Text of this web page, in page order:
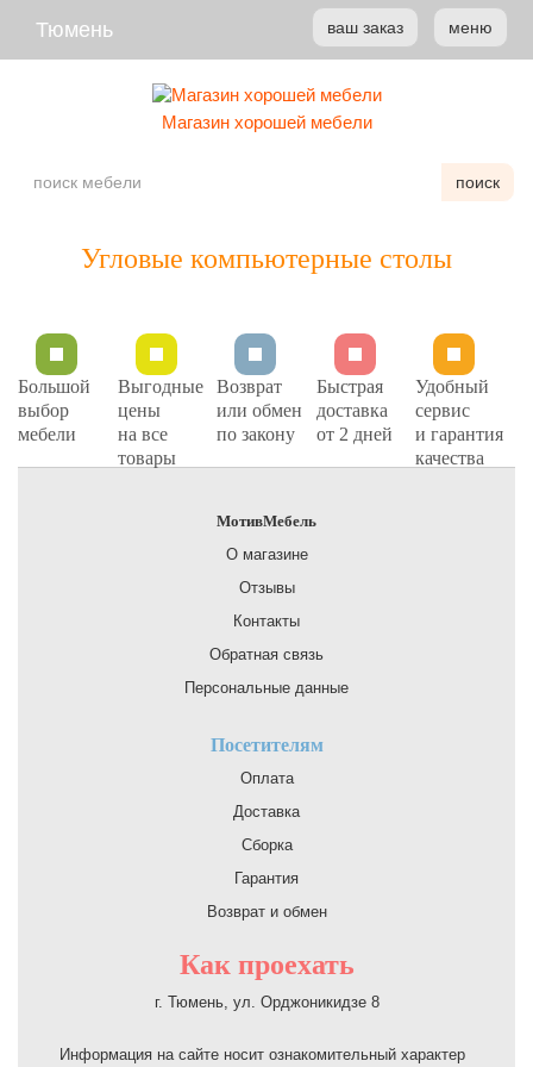
ваш заказ меню
Тюмень
Магазин хорошей мебели
поиск
Угловые компьютерные столы
Большой
выбор
мебели
Выгодные
цены
на все
товары
Возврат
или обмен
по закону
Быстрая
доставка
от 2 дней
Удобный
сервис
и гарантия
качества
МотивМебель
О магазине
Отзывы
Контакты
Обратная связь
Персональные данные
Посетителям
Оплата
Доставка
Сборка
Гарантия
Возврат и обмен
Как проехать
г. Тюмень, ул. Орджоникидзе 8
Информация на сайте носит ознакомительный характер